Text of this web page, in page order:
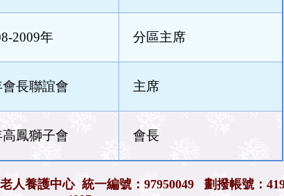
2009年 分區主席
會長聯誼會 主席
高鳳獅子會 會長
老人養護中心統一編號：97950049 劃撥帳號：